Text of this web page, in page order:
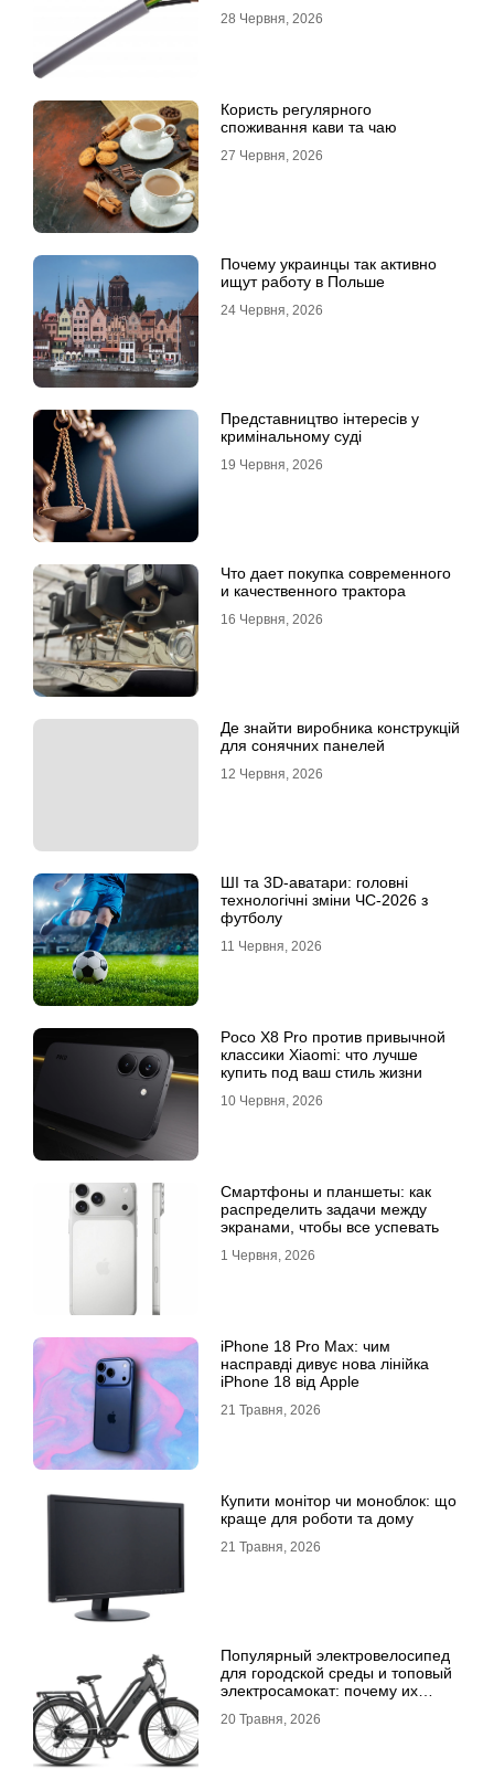
28 Червня, 2026
Користь регулярного
споживання кави та чаю
27 Червня, 2026
Почему украинцы так активно
ищут работу в Польше
24 Червня, 2026
Представництво інтересів у
кримінальному суді
19 Червня, 2026
Что дает покупка современного
и качественного трактора
16 Червня, 2026
Де знайти виробника конструкцій
для сонячних панелей
12 Червня, 2026
ШІ та 3D-аватари: головні
технологічні зміни ЧС-2026 з
футболу
11 Червня, 2026
Poco X8 Pro против привычной
классики Xiaomi: что лучше
купить под ваш стиль жизни
10 Червня, 2026
Смартфоны и планшеты: как
распределить задачи между
экранами, чтобы все успевать
1 Червня, 2026
iPhone 18 Pro Max: чим
насправді дивує нова лінійка
iPhone 18 від Apple
21 Травня, 2026
Купити монітор чи моноблок: що
краще для роботи та дому
21 Травня, 2026
Популярный электровелосипед
для городской среды и топовый
электросамокат: почему их
20 Травня, 2026